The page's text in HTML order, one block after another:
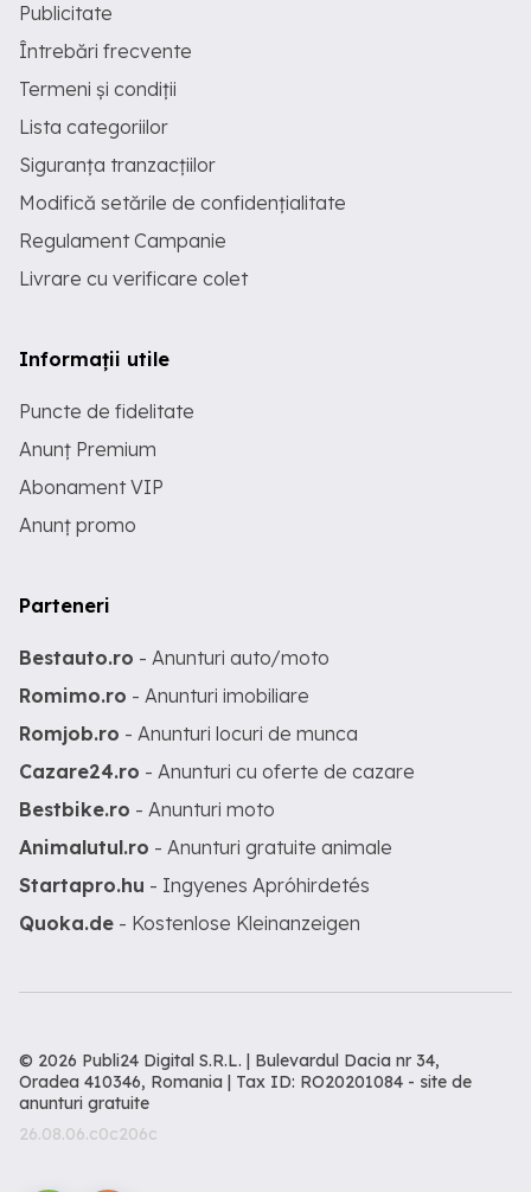
Publicitate
Întrebări frecvente
Termeni și condiții
Lista categoriilor
Siguranța tranzacțiilor
Modifică setările de confidențialitate
Regulament Campanie
Livrare cu verificare colet
Informații utile
Puncte de fidelitate
Anunț Premium
Abonament VIP
Anunț promo
Parteneri
Bestauto.ro - Anunturi auto/moto
Romimo.ro - Anunturi imobiliare
Romjob.ro - Anunturi locuri de munca
Cazare24.ro - Anunturi cu oferte de cazare
Bestbike.ro - Anunturi moto
Animalutul.ro - Anunturi gratuite animale
Startapro.hu - Ingyenes Apróhirdetés
Quoka.de - Kostenlose Kleinanzeigen
© 2026 Publi24 Digital S.R.L. | Bulevardul Dacia nr 34,
Oradea 410346, Romania | Tax ID: RO20201084 - site de
anunturi gratuite
26.08.06.c0c206c